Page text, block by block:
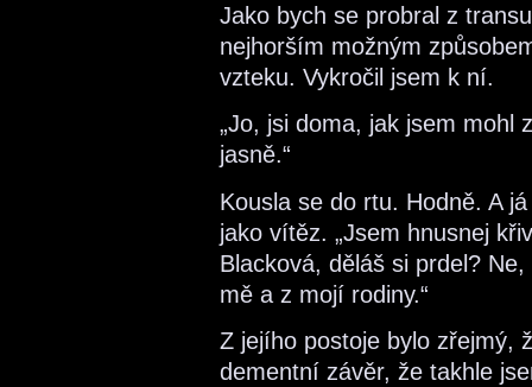
Jako bych se probral z
nejhorším možným
vzteku. Vykročil jsem k ní.
„Jo, jsi doma, jak jsem mohl
jasně.“
Kousla se do rtu. Hodně. A
jako vítěz. „Jsem hnusnej
Blacková, děláš si prdel?
mě a z mojí rodiny.“
Z jejího postoje bylo zřejmý,
dementní závěr, že takhle